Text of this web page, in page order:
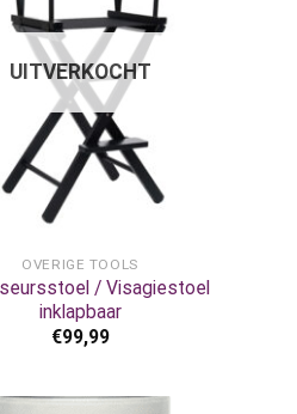
UITVERKOCHT
OVERIGE TOOLS
/ Visagiestoel
inklapbaar
€99,99